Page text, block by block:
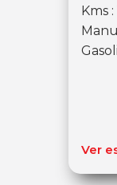
Kms
Ver